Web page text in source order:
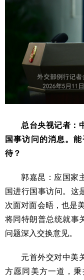
总台央视记者：
国事访问的消息。
待？
郭嘉昆：应国家
国进行国事访问。这
次面对面会晤，也是
将同特朗普总统就事
问题深入交换意见。
元首外交对中美
方愿同美方一道，